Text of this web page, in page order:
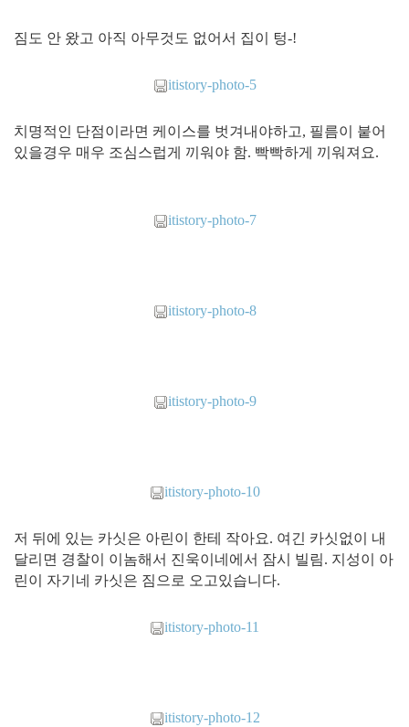
짐도 안 왔고 아직 아무것도 없어서 집이 텅-!
itistory-photo-5
치명적인 단점이라면 케이스를 벗겨내야하고, 필름이 붙어
있을경우 매우 조심스럽게 끼워야 함. 빡빡하게 끼워져요.
itistory-photo-7
itistory-photo-8
itistory-photo-9
itistory-photo-10
저 뒤에 있는 카싯은 아린이 한테 작아요. 여긴 카싯없이 내
달리면 경찰이 이놈해서 진욱이네에서 잠시 빌림. 지성이 아
린이 자기네 카싯은 짐으로 오고있습니다.
itistory-photo-11
itistory-photo-12